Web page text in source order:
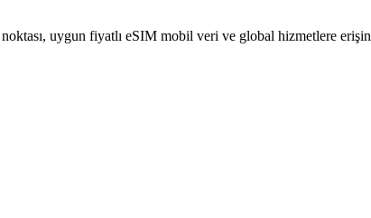
uygun fiyatlı eSIM mobil veri ve global hizmetlere